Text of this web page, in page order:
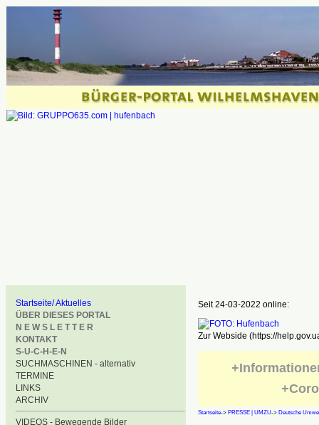
Startseite/ Aktuelles
ÜBER DIESES PORTAL
N E W S L E T T E R
KONTAKT
S-U-C-H-E-N
SUCHMASCHINEN - alternativ
TERMINE
LINKS
ARCHIV
VIDEOS - Bewegende Bilder
Seit 24-03-2022 online:
Zur Webside (https://
Startseite-> PRESSE | UMZU-> Deutsche